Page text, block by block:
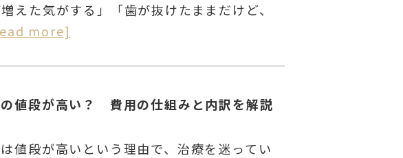
えた気がする」「歯が抜けたままだけど、
more]
値段が高い？ 費用の仕組みと内訳を解説
値段が高いという理由で、治療を迷ってい